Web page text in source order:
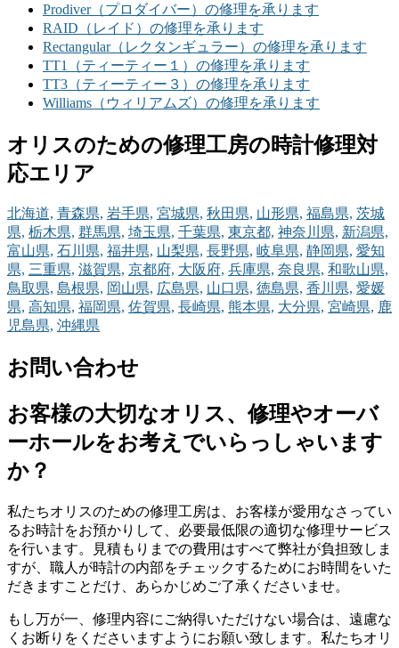
Prodiver（プロダイバー）の修理を承ります
RAID（レイド）の修理を承ります
Rectangular（レクタンギュラー）の修理を承ります
TT1（ティーティー１）の修理を承ります
TT3（ティーティー３）の修理を承ります
Williams（ウィリアムズ）の修理を承ります
オリスのための修理工房の時計修理対
応エリア
北海道, 青森県, 岩手県, 宮城県, 秋田県, 山形県, 福島県, 茨城
県, 栃木県, 群馬県, 埼玉県, 千葉県, 東京都, 神奈川県, 新潟県,
富山県, 石川県, 福井県, 山梨県, 長野県, 岐阜県, 静岡県, 愛知
県, 三重県, 滋賀県, 京都府, 大阪府, 兵庫県, 奈良県, 和歌山県,
鳥取県, 島根県, 岡山県, 広島県, 山口県, 徳島県, 香川県, 愛媛
県, 高知県, 福岡県, 佐賀県, 長崎県, 熊本県, 大分県, 宮崎県, 鹿
児島県, 沖縄県
お問い合わせ
お客様の大切なオリス、修理やオーバ
ーホールをお考えでいらっしゃいます
か？
私たちオリスのための修理工房は、お客様が愛用なさってい
るお時計をお預かりして、必要最低限の適切な修理サービス
を行います。見積もりまでの費用はすべて弊社が負担致しま
すが、職人が時計の内部をチェックするためにお時間をいた
だきますことだけ、あらかじめご了承くださいませ。
もし万が一、修理内容にご納得いただけない場合は、遠慮な
くお断りをくださいますようにお願い致します。私たちオリ